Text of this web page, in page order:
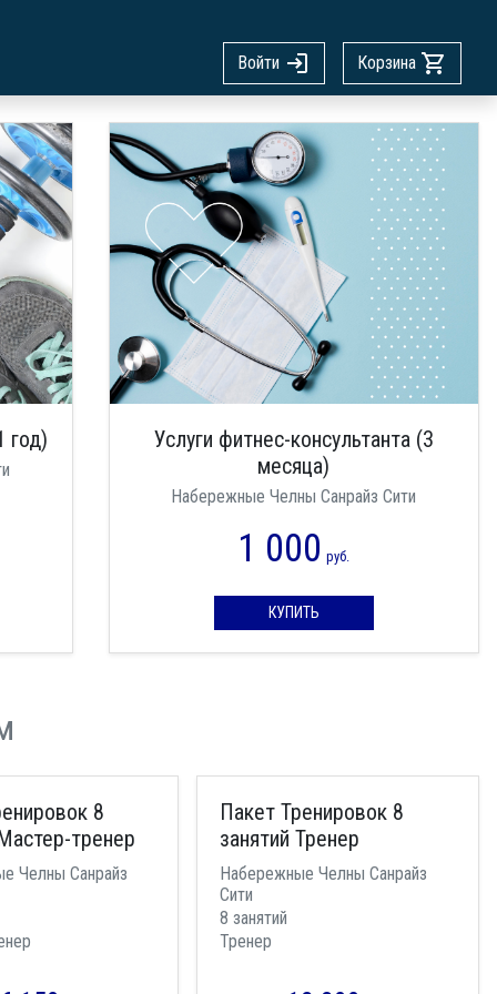
Войти Корзина
год)
Услуги фитнес-консультанта (3
месяца)
Набережные Челны Санрайз Сити
1 000 руб.
КУПИТЬ
8
тренер
Челны Санрайз
Пакет Тренировок 8
занятий Тренер
Набережные Челны Санрайз
Сити
8 занятий
Тренер